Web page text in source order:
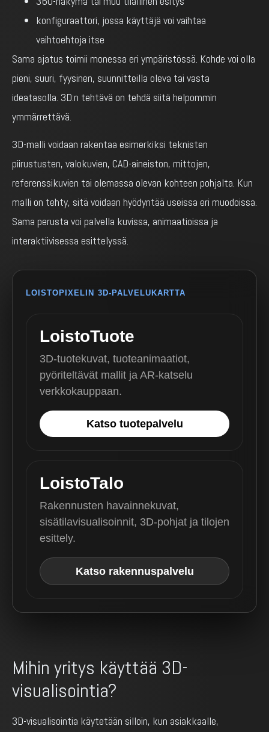
konfiguraattori, jossa käyttäjä voi vaihtaa
vaihtoehtoja itse
Sama ajatus toimii monessa eri ympäristössä. Kohde voi olla
pieni, suuri, fyysinen, suunnitteilla oleva tai vasta
ideatasolla. 3D:n tehtävä on tehdä siitä helpommin
ymmärrettävä.
3D-malli voidaan rakentaa esimerkiksi teknisten
piirustusten, valokuvien, CAD-aineiston, mittojen,
referenssikuvien tai olemassa olevan kohteen pohjalta. Kun
malli on tehty, sitä voidaan hyödyntää useissa eri muodoissa.
Sama perusta voi palvella kuvissa, animaatioissa ja
interaktiivisessa esittelyssä.
LOISTOPIXELIN 3D-PALVELUKARTTA
LoistoTuote
3D-tuotekuvat, tuoteanimaatiot,
pyöriteltävät mallit ja AR-katselu
verkkokauppaan.
Katso tuotepalvelu
LoistoTalo
Rakennusten havainnekuvat,
sisätilavisualisoinnit, 3D-pohjat ja tilojen
esittely.
Katso rakennuspalvelu
Mihin yritys käyttää 3D-
visualisointia?
3D-visualisointia käytetään silloin, kun asiakkaalle,